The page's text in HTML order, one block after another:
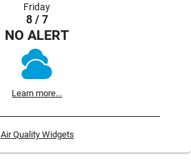
Friday
8 / 7
NO ALERT
Learn more...
Air Quality Widgets